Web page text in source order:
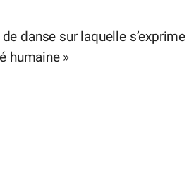
danse sur laquelle s’exprime
humaine »